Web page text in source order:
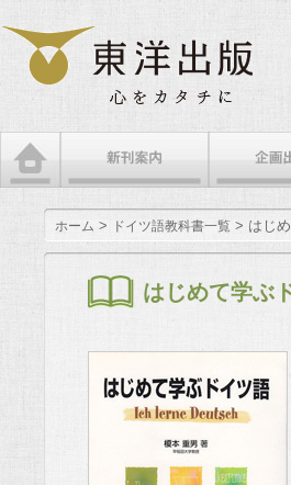
メインメニュー
メインコンテンツへ移動
サブコンテンツへ移動
ホーム > ドイツ語教科書一覧 > はじ
はじめて学ぶ